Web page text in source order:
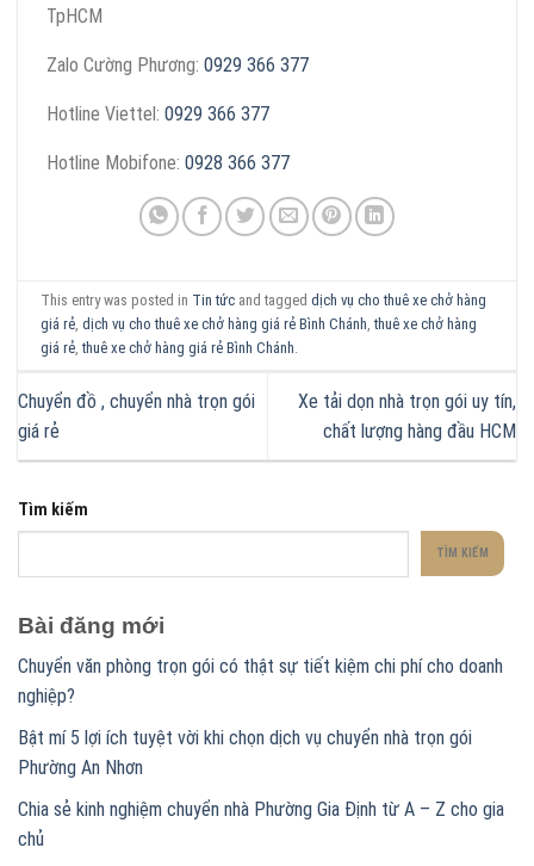
TpHCM
Zalo Cường Phương: 0929 366 377
Hotline Viettel: 0929 366 377
Hotline Mobifone: 0928 366 377
This entry was posted in Tin tức and taggeddịch vụ cho thuê xe chở hàng
giá rẻ,dịch vụ cho thuê xe chở hàng giá rẻ Bình Chánh,thuê xe chở hàng
giá rẻ,thuê xe chở hàng giá rẻ Bình Chánh.
Chuyển đồ , chuyển nhà trọn gói
giá rẻ
Xe tải dọn nhà trọn gói uy tín,
chất lượng hàng đầu HCM
Tìm kiếm
TÌM KIẾM
Bài đăng mới
Chuyển văn phòng trọn gói có thật sự tiết kiệm chi phí cho doanh
nghiệp?
Bật mí 5 lợi ích tuyệt vời khi chọn dịch vụ chuyển nhà trọn gói
Phường An Nhơn
Chia sẻ kinh nghiệm chuyển nhà Phường Gia Định từ A – Z cho gia
chủ